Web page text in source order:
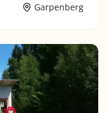
Garpenberg